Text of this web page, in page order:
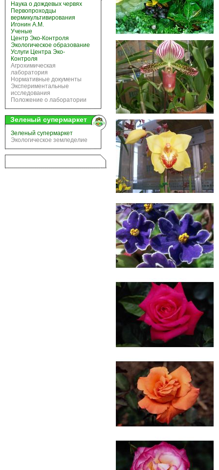
Наука о дождевых червях
Первопроходцы
вермикультивирования
Игонин А.М.
Ученые
Центр Эко-Контроля
Экологическое образование
Услуги Центра Эко-
Контроля
Агрохимическая
лаборатория
Нормативные документы
Экспериментальные
исследования
Положение о лаборатории
Зеленый супермаркет
Зеленый супермаркет
Экологическое земледелие